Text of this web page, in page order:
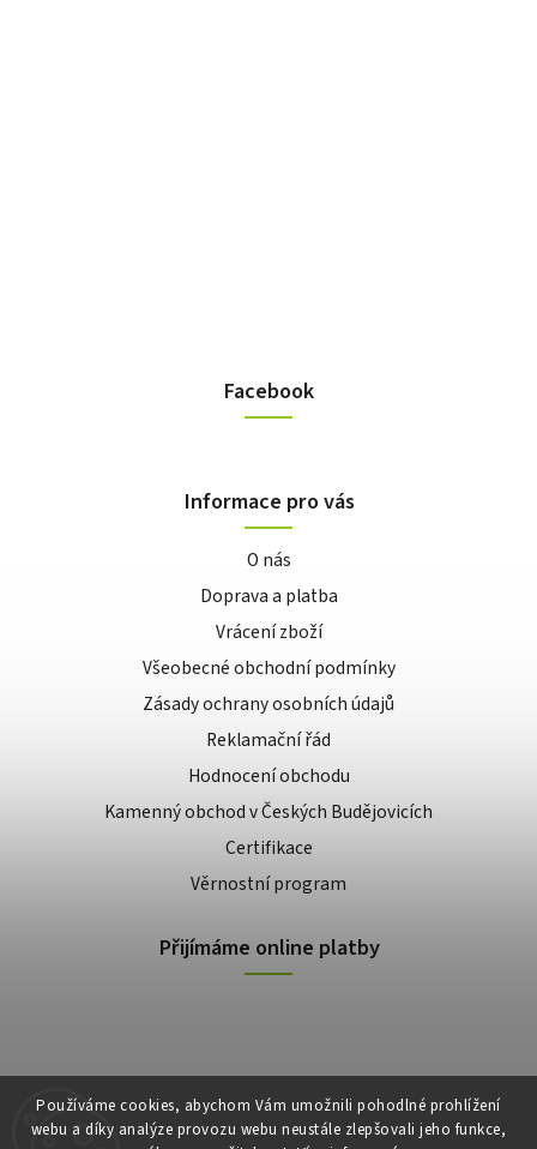
Používáme cookies, abychom Vám umožnili pohodlné prohlížení
webu a díky analýze provozu webu neustále zlepšovali jeho funkce,
Facebook
Informace pro vás
O nás
Doprava a platba
Vrácení zboží
Všeobecné obchodní podmínky
Zásady ochrany osobních údajů
Reklamační řád
Hodnocení obchodu
Kamenný obchod v Českých Budějovicích
Certifikace
Věrnostní program
Přijímáme online platby